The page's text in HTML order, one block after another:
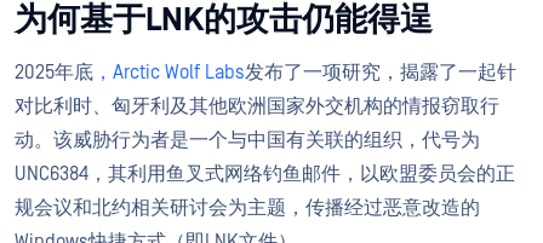
为何基于LNK的攻击仍能得逞
2025年底 ，Arctic Wolf Labs发布了一项研究，揭露了一起针
对比利时、匈牙利及其他欧洲国家外交机构的情报窃取行
动。该威胁行为者是一个与中国有关联的组织，代号为
UNC6384，其利用鱼叉式网络钓鱼邮件，以欧盟委员会的正
规会议和北约相关研讨会为主题，传播经过恶意改造的